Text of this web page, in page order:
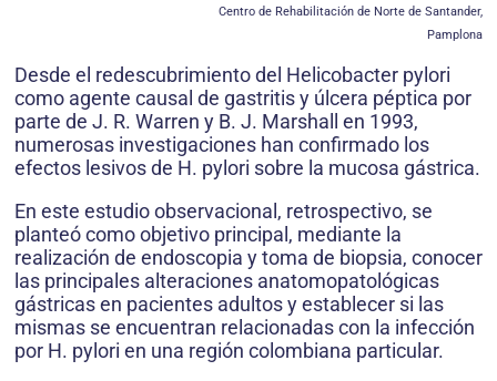
Centro de Rehabilitación de Norte de Santander,
Pamplona
Desde el redescubrimiento del Helicobacter pylori
como agente causal de gastritis y úlcera péptica por
parte de J. R. Warren y B. J. Marshall en 1993,
numerosas investigaciones han confirmado los
efectos lesivos de H. pylori sobre la mucosa gástrica.
En este estudio observacional, retrospectivo, se
planteó como objetivo principal, mediante la
realización de endoscopia y toma de biopsia, conocer
las principales alteraciones anatomopatológicas
gástricas en pacientes adultos y establecer si las
mismas se encuentran relacionadas con la infección
por H. pylori en una región colombiana particular.